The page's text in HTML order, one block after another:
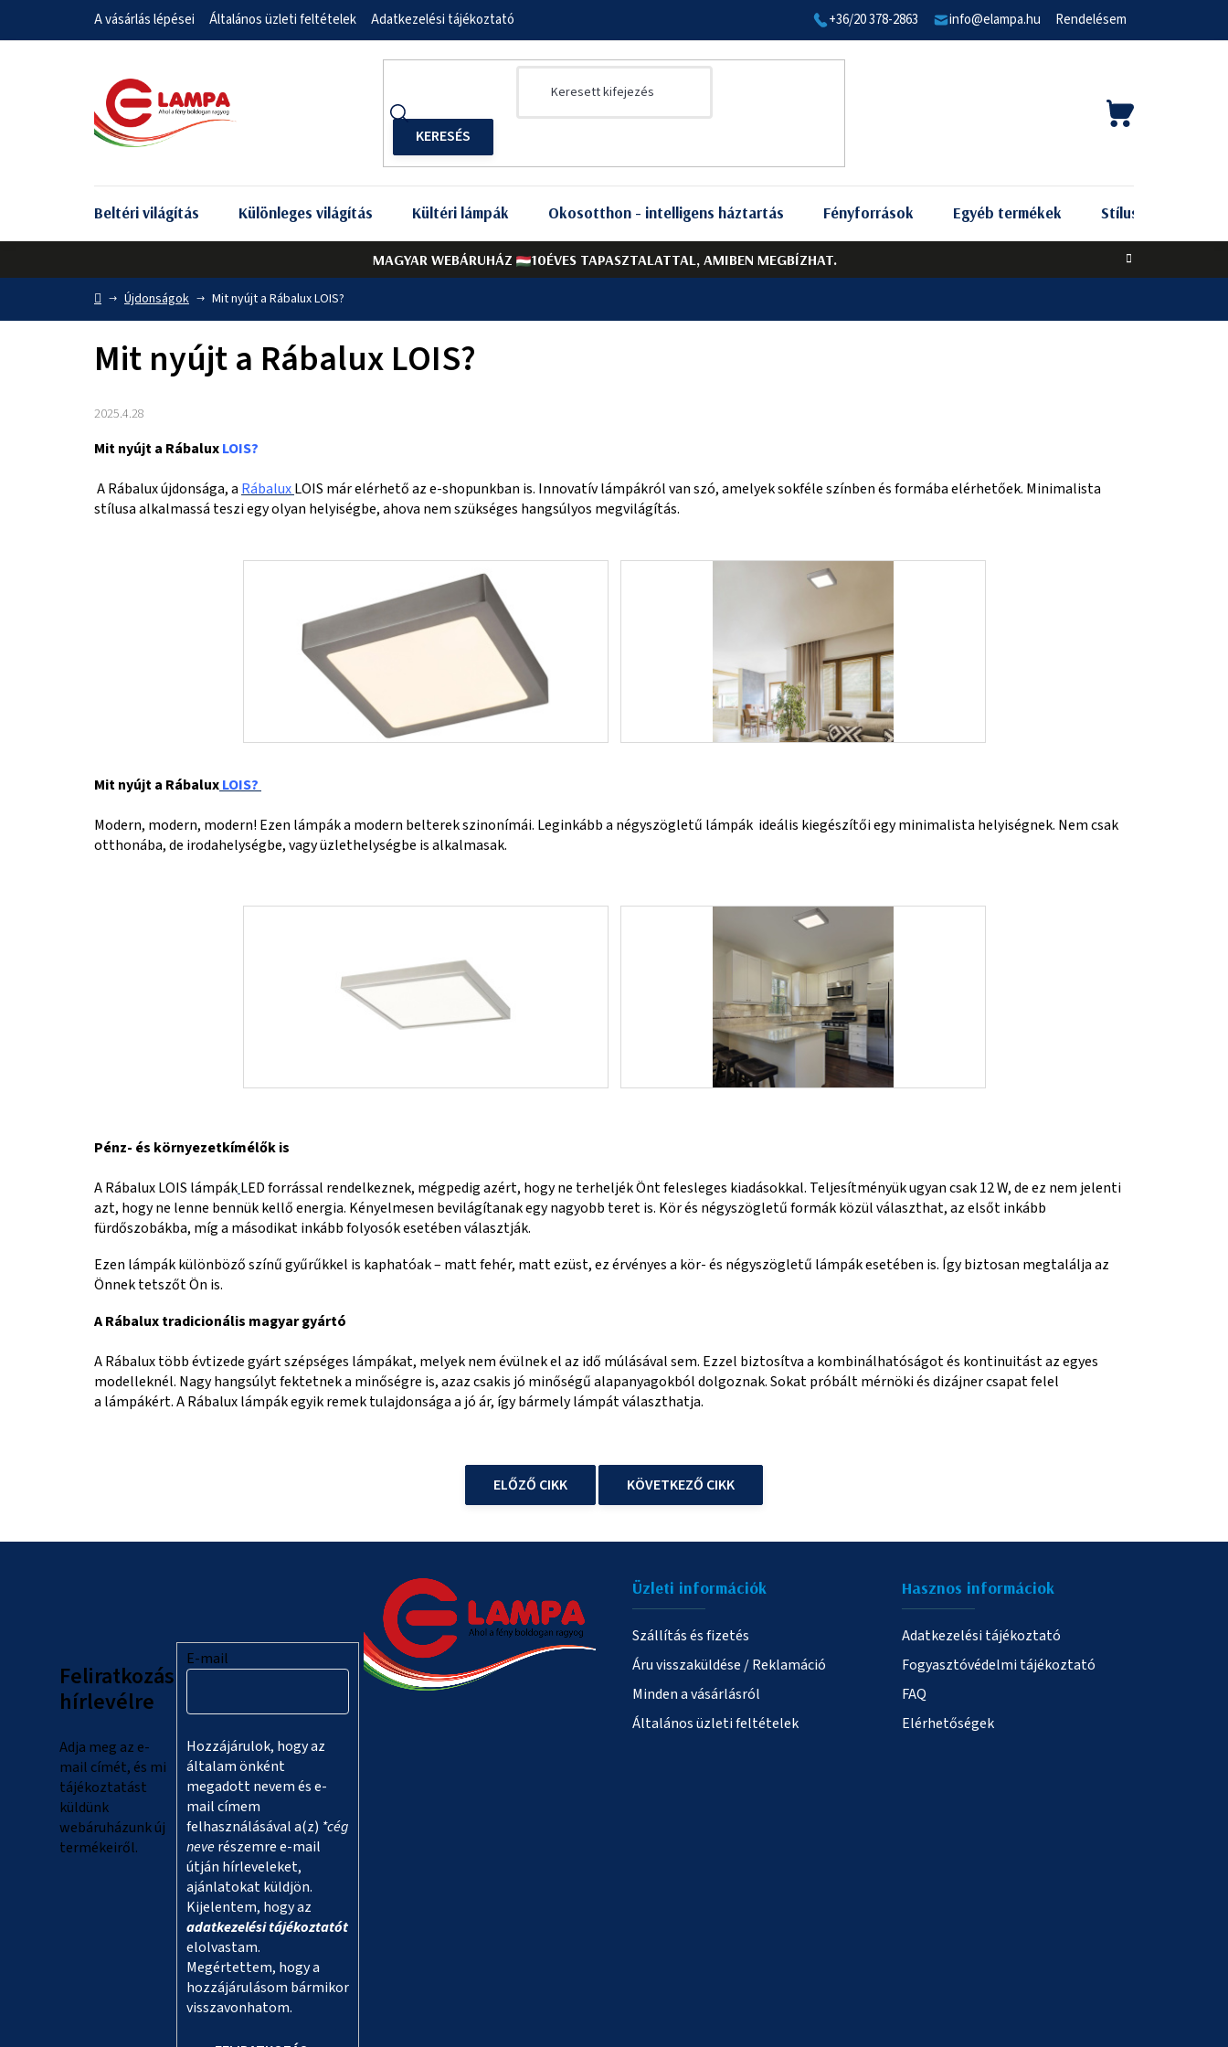
MAGYAR WEBÁRUHÁZ 10ÉVES TAPASZTALATTAL, AMIBEN MEGBÍZHAT.
A vásárlás lépései Általános üzleti feltételek Adatkezelési tájékoztató +36/20 378-2863 info@elampa.hu Rendelésem
KOSÁR
Beltéri világítás Különleges világítás Kültéri lámpák Okosotthon - intelligens háztartás Fényforrások Egyéb termékek Stílus szerint
Kezdőlap
Újdonságok Mit nyújt a Rábalux LOIS?
Mit nyújt a Rábalux LOIS?
2025.4.28
Mit nyújt a RábaluxLOIS?
A Rábalux újdonsága, a RábaluxLOIS már elérhető az e-shopunkban is. Innovatív lámpákról van szó, amelyek sokféle színben és formába elérhetőek. Minimalista
stílusa alkalmassá teszi egy olyan helyiségbe, ahova nem szükséges hangsúlyos megvilágítás.
Mit nyújt a RábaluxLOIS?
Modern, modern, modern! Ezen lámpák a modern belterek szinonímái. Leginkább a négyszögletű lámpák ideális kiegészítői egy minimalista helyiségnek. Nem csak
otthonába, de irodahelységbe, vagy üzlethelységbe is alkalmasak.
Pénz- és környezetkímélők is
A Rábalux LOIS lámpákLED forrással rendelkeznek, mégpedig azért, hogy ne terheljék Önt felesleges kiadásokkal. Teljesítményük ugyan csak 12 W, de ez nem jelenti
azt, hogy ne lenne bennük kellő energia. Kényelmesen bevilágítanak egy nagyobb teret is. Kör és négyszögletű formák közül választhat, az elsőt inkább
fürdőszobákba, míg a másodikat inkább folyosók esetében választják.
Ezen lámpák különböző színű gyűrűkkel is kaphatóak – matt fehér, matt ezüst, ez érvényes a kör- és négyszögletű lámpák esetében is. Így biztosan megtalálja az
Önnek tetszőt Ön is.
A Rábalux tradicionális magyar gyártó
A Rábalux több évtizede gyárt szépséges lámpákat, melyek nem évülnek el az idő múlásával sem. Ezzel biztosítva a kombinálhatóságot és kontinuitást az egyes
modelleknél. Nagy hangsúlyt fektetnek a minőségre is, azaz csakis jó minőségű alapanyagokból dolgoznak. Sokat próbált mérnöki és dizájner csapat felel
a lámpákért. A Rábalux lámpák egyik remek tulajdonsága a jó ár, így bármely lámpát választhatja.
ELŐZŐ CIKK KÖVETKEZŐ CIKK
Feliratkozás
hírlevélre
Adja meg az e-
mail címét, és mi
tájékoztatást
küldünk
webáruházunk új
termékeiről.
E-mail
Hozzájárulok, hogy az
általam önként
megadott nevem és e-
mail címem
felhasználásával a(z) *cég
neverészemre e-mail
útján hírleveleket,
ajánlatokat küldjön.
Kijelentem, hogy az
adatkezelési tájékoztatót
elolvastam.
Megértettem, hogy a
hozzájárulásom bármikor
visszavonhatom.
Üzleti információk
Szállítás és fizetés
Áru visszaküldése / Reklamáció
Minden a vásárlásról
Általános üzleti feltételek
Hasznos informáciok
Adatkezelési tájékoztató
Fogyasztóvédelmi tájékoztató
FAQ
Elérhetőségek